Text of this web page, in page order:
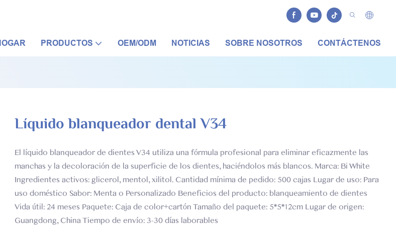
PRODUCTOS OEM/ODM NOTICIAS SOBRE NOSOTROS CONTÁCTENOS
Líquido blanqueador dental V34
El líquido blanqueador de dientes V34 utiliza una fórmula profesional para eliminar eficazmente las
manchas y la decoloración de la superficie de los dientes, haciéndolos más blancos. Marca: Bi White
Ingredientes activos: glicerol, mentol, xilitol. Cantidad mínima de pedido: 500 cajas Lugar de uso: Para
uso doméstico Sabor: Menta o Personalizado Beneficios del producto: blanqueamiento de dientes
Vida útil: 24 meses Paquete: Caja de color+cartón Tamaño del paquete: 5*5*12cm Lugar de origen:
Guangdong, China Tiempo de envío: 3-30 días laborables